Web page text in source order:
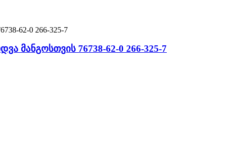
მანგოსთვის 76738-62-0 266-325-7